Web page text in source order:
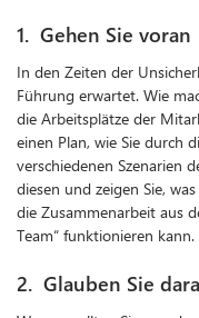
1. Gehen Sie voran
In den Zeiten der
Führung erwartet. Wie
die Arbeitsplätze der
einen Plan, wie Sie durch
verschiedenen Szenarien
diesen und zeigen Sie,
die Zusammenarbeit aus
Team“ funktionieren kann.
2. Glauben Sie